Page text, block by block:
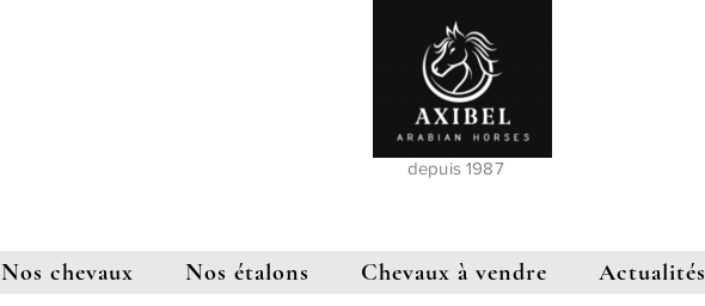
depuis 1987
Nos chevaux Nos étalons Chevaux à vendre Actualités